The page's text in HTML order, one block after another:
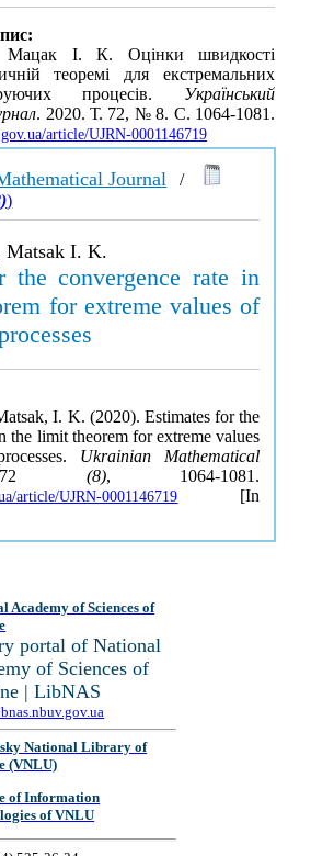
І. К. Оцінки швидкості
теоремі для екстремальних
процесів. Український
. 2020. Т. 72, № 8. С. 1064-1081.
article/UJRN-0001146719
Journal /
)
Matsak I. K.
the convergence rate in
for extreme values of
I. K. (2020). Estimates for the
the limit theorem for extreme values
Ukrainian Mathematical
(8), 1064-1081.
article/UJRN-0001146719 [In
Academy of Sciences of
portal of National
of Sciences of
| LibNAS
National Library of
(VNLU)
of Information
of VNLU